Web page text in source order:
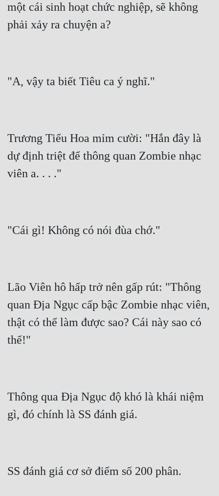
một cái sinh hoạt chức nghiệp, sẽ không
phải xảy ra chuyện a?
"A, vậy ta biết Tiêu ca ý nghĩ."
Trương Tiểu Hoa mỉm cười: "Hắn đây là
dự định triệt để thông quan Zombie nhạc
viên a. . . ."
"Cái gì! Không có nói đùa chớ."
Lão Viên hô hấp trở nên gấp rút: "Thông
quan Địa Ngục cấp bậc Zombie nhạc viên,
thật có thể làm được sao? Cái này sao có
thể!"
Thông qua Địa Ngục độ khó là khái niệm
gì, đó chính là SS đánh giá.
SS đánh giá cơ sở điểm số 200 phân.